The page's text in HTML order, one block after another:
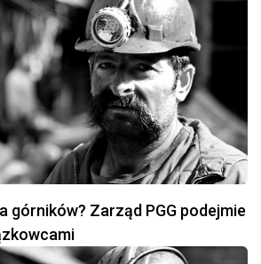
górników? Zarząd PGG podejmie